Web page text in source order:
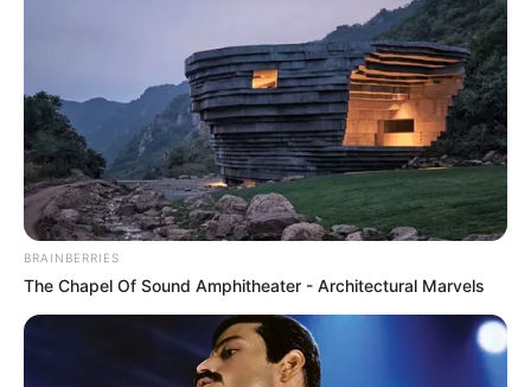
BRAINBERRIES
The Chapel Of Sound Amphitheater - Architectural Marvels